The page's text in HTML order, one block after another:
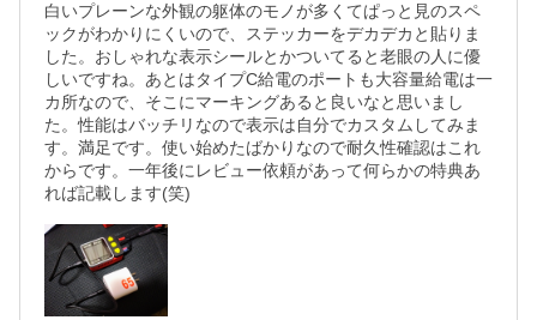
白いプレーンな外観の躯体のモノが多くてぱっと見のスペ
ックがわかりにくいので、ステッカーをデカデカと貼りま
した。おしゃれな表示シールとかついてると老眼の人に優
しいですね。あとはタイプC給電のポートも大容量給電は一
カ所なので、そこにマーキングあると良いなと思いまし
た。性能はバッチリなので表示は自分でカスタムしてみま
す。満足です。使い始めたばかりなので耐久性確認はこれ
からです。一年後にレビュー依頼があって何らかの特典あ
れば記載します(笑)